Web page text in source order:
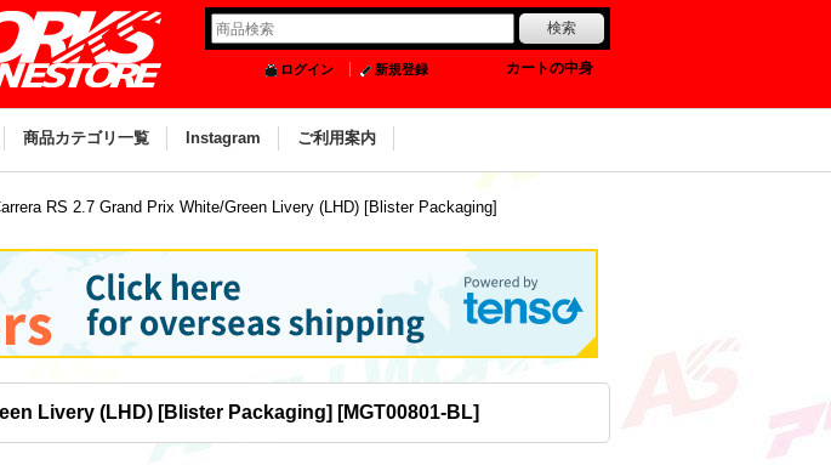
カートの中身
ログイン 新規登録
商品カテゴリ一覧 Instagram ご利用案内
RS 2.7 Grand Prix White/Green Livery (LHD) [Blister Packaging]
Livery (LHD) [Blister Packaging] [MGT00801-BL]